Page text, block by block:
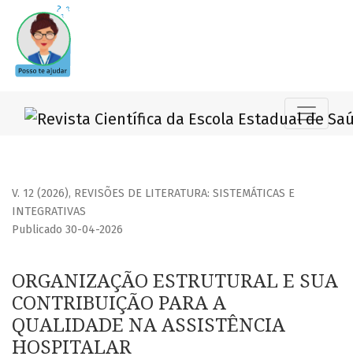
ORGANIZAÇÃO ESTRUTURAL E SUA CONTRIBUIÇÃO PARA A
V. 12 (2026), REVISÕES DE LITERATURA: SISTEMÁTICAS E
INTEGRATIVAS
ORGANIZAÇÃO ESTRUTURAL E SUA
CONTRIBUIÇÃO PARA A
QUALIDADE NA ASSISTÊNCIA
HOSPITALAR
Publicado 30-04-2026